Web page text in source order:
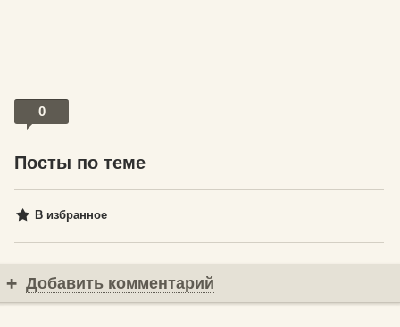
0
Посты по теме
В избранное
Добавить комментарий